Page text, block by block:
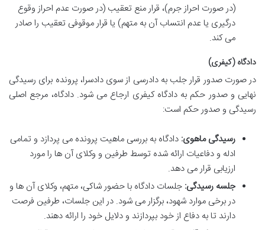
(در صورت احراز جرم)، قرار منع تعقیب (در صورت عدم احراز وقوع
درگیری یا عدم انتساب آن به متهم) یا قرار موقوفی تعقیب را صادر
می کند.
دادگاه (کیفری)
در صورت صدور قرار جلب به دادرسی از سوی دادسرا، پرونده برای رسیدگی
نهایی و صدور حکم به دادگاه کیفری ارجاع می شود. دادگاه، مرجع اصلی
رسیدگی و صدور حکم است:
رسیدگی ماهوی: دادگاه به بررسی ماهیت پرونده می پردازد و تمامی
ادله و دفاعیات ارائه شده توسط طرفین و وکلای آن ها را مورد
ارزیابی قرار می دهد.
جلسه رسیدگی: جلسات دادگاه با حضور شاکی، متهم، وکلای آن ها و
در برخی موارد شهود، برگزار می شود. در این جلسات، طرفین فرصت
دارند تا به دفاع از خود بپردازند و دلایل خود را ارائه دهند.